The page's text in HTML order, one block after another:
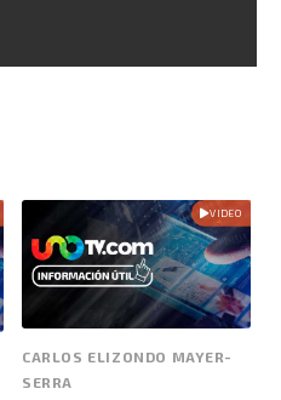
VIDEO
CARLOS ELIZONDO MAYER-
SERRA